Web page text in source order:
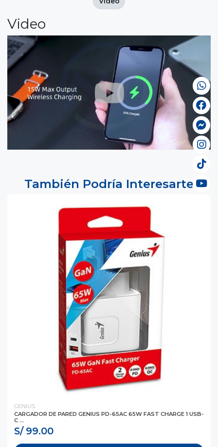
Video
También Podría Interesarte
GENIUS
CARGADOR DE PARED GENIUS PD-65AC 65W FAST CHARGE 1 USB-
C ...
S/ 99.00